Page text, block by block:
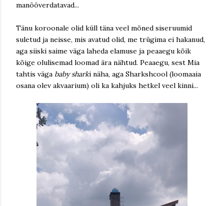
manööverdatavad...
Tänu koroonale olid küll täna veel mõned siseruumid
suletud ja neisse, mis avatud olid, me trügima ei hakanud,
aga siiski saime väga laheda elamuse ja peaaegu kõik
kõige olulisemad loomad ära nähtud. Peaaegu, sest Mia
tahtis väga baby sharki näha, aga Sharkshcool (loomaaia
osana olev akvaarium) oli ka kahjuks hetkel veel kinni...